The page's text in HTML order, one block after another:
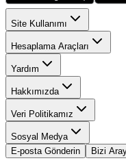
Site Kullanımı
Hesaplama Araçları
Yardım
Hakkımızda
Veri Politikamız
Sosyal Medya
E-posta Gönderin
Bizi